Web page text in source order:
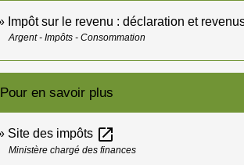
Impôt sur le revenu : déclaration et
Argent - Impôts - Consommation
Pour en savoir plus
Site des impôts open_in_new
Ministère chargé des finances